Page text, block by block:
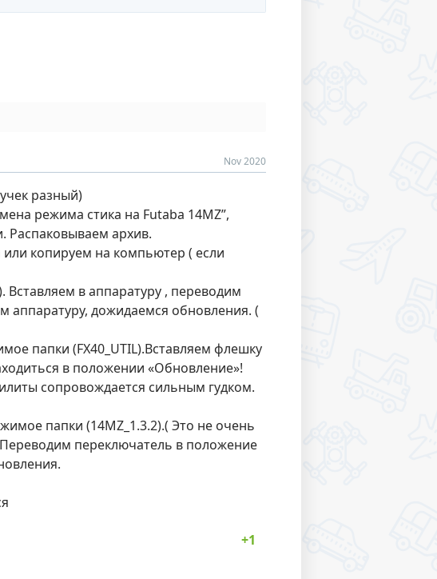
Nov 2020
разный)
режима стика на Futaba 14MZ”,
Распаковываем архив.
копируем на компьютер ( если
в аппаратуру , переводим
дожидаемся обновления. (
папки (FX40_UTIL).Вставляем флешку
в положении «Обновление»!
сопровождается сильным гудком.
папки (14MZ_1.3.2).( Это не очень
переключатель в положение